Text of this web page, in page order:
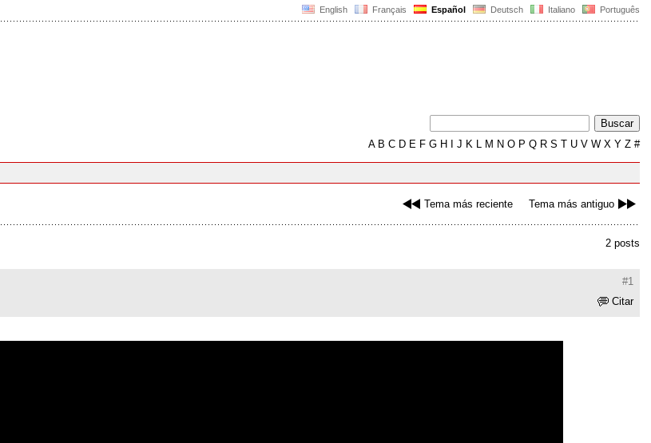
English Français Español Deutsch Italiano Português
AB C D E F G H J K L M N O P Q R S T U V W X Y Z #
Tema más reciente Tema más antiguo
2 posts
#1
Citar